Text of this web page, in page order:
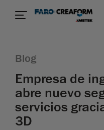
Blog
Empresa de
abre nuevo
servicios
3D